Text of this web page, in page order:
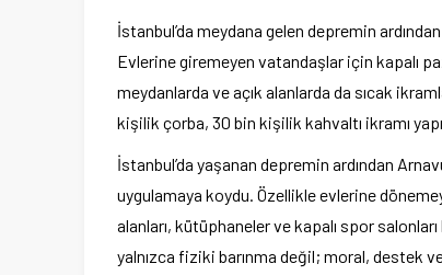
İstanbul’da meydana gelen depremin
Evlerine giremeyen vatandaşlar için kapalı
meydanlarda ve açık alanlarda da sıcak
kişilik çorba, 30 bin kişilik kahvaltı ikramı
İstanbul’da yaşanan depremin ardından
uygulamaya koydu. Özellikle evlerine
alanları, kütüphaneler ve kapalı spor
yalnızca fiziki barınma değil; moral, destek